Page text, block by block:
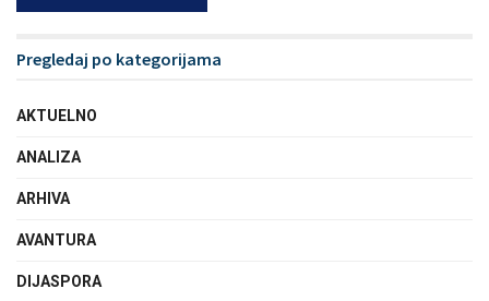
Pregledaj po kategorijama
AKTUELNO
ANALIZA
ARHIVA
AVANTURA
DIJASPORA